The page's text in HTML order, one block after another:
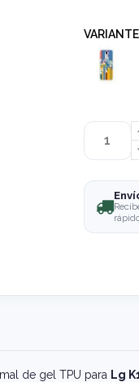
de gel TPU para Lg